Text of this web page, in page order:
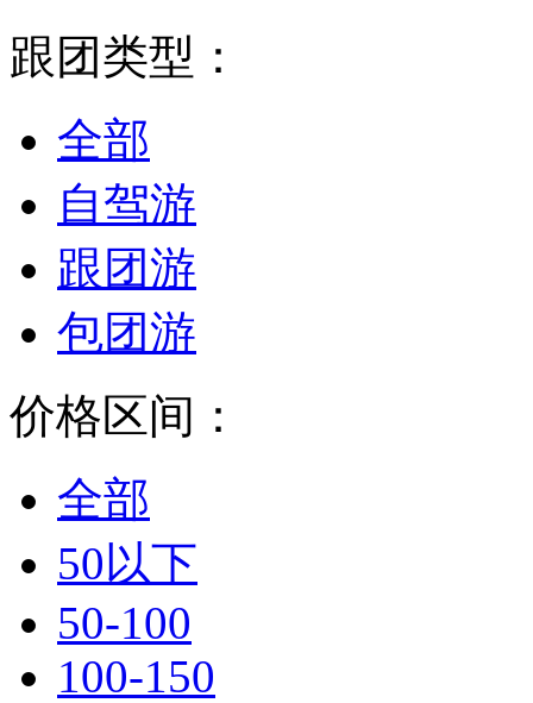
跟团类型：
全部
自驾游
跟团游
包团游
价格区间：
全部
50以下
50-100
100-150